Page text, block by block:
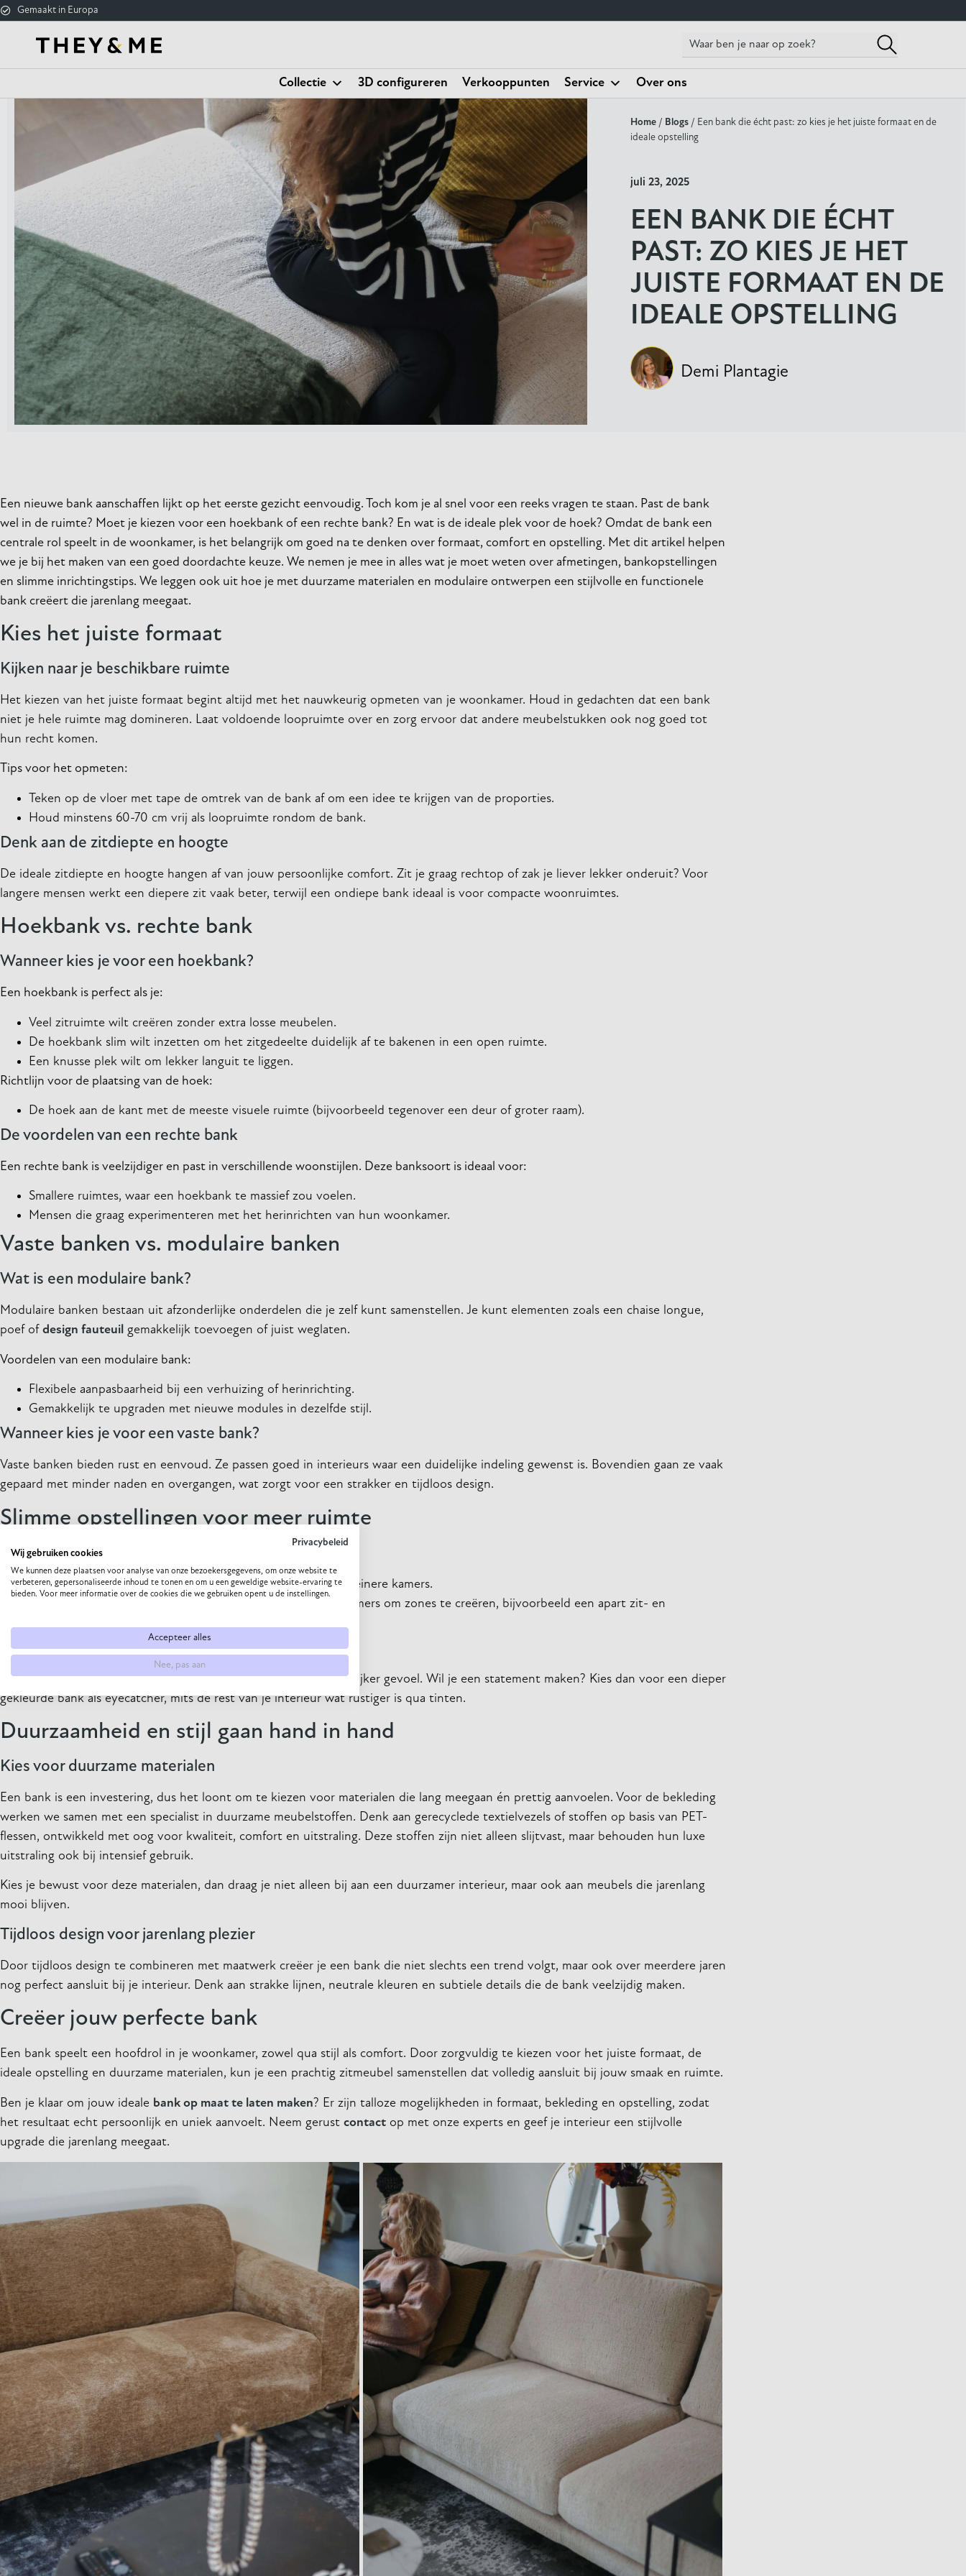
Gemaakt in Europa
Collectie 3D configureren Verkooppunten Service Over ons
Home / Blogs / Een bank die écht past: zo kies je het juiste formaat en de
ideale opstelling
juli 23, 2025
EEN BANK DIE ÉCHT
PAST: ZO KIES JE HET
JUISTE FORMAAT EN DE
IDEALE OPSTELLING
Demi Plantagie
Een nieuwe bank aanschaffen lijkt op het eerste gezicht eenvoudig. Toch kom je al snel voor een reeks vragen te staan. Past de bank
wel in de ruimte? Moet je kiezen voor een hoekbank of een rechte bank? En wat is de ideale plek voor de hoek? Omdat de bank een
centrale rol speelt in de woonkamer, is het belangrijk om goed na te denken over formaat, comfort en opstelling. Met dit artikel helpen
we je bij het maken van een goed doordachte keuze. We nemen je mee in alles wat je moet weten over afmetingen, bankopstellingen
en slimme inrichtingstips. We leggen ook uit hoe je met duurzame materialen en modulaire ontwerpen een stijlvolle en functionele
bank creëert die jarenlang meegaat.
Kies het juiste formaat
Kijken naar je beschikbare ruimte
Het kiezen van het juiste formaat begint altijd met het nauwkeurig opmeten van je woonkamer. Houd in gedachten dat een bank
niet je hele ruimte mag domineren. Laat voldoende loopruimte over en zorg ervoor dat andere meubelstukken ook nog goed tot
hun recht komen.
Tips voor het opmeten:
Teken op de vloer met tape de omtrek van de bank af om een idee te krijgen van de proporties.
Houd minstens 60-70 cm vrij als loopruimte rondom de bank.
Denk aan de zitdiepte en hoogte
De ideale zitdiepte en hoogte hangen af van jouw persoonlijke comfort. Zit je graag rechtop of zak je liever lekker onderuit? Voor
langere mensen werkt een diepere zit vaak beter, terwijl een ondiepe bank ideaal is voor compacte woonruimtes.
Hoekbank vs. rechte bank
Wanneer kies je voor een hoekbank?
Een hoekbank is perfect als je:
Veel zitruimte wilt creëren zonder extra losse meubelen.
De hoekbank slim wilt inzetten om het zitgedeelte duidelijk af te bakenen in een open ruimte.
Een knusse plek wilt om lekker languit te liggen.
Richtlijn voor de plaatsing van de hoek:
De hoek aan de kant met de meeste visuele ruimte (bijvoorbeeld tegenover een deur of groter raam).
De voordelen van een rechte bank
Een rechte bank is veelzijdiger en past in verschillende woonstijlen. Deze banksoort is ideaal voor:
Smallere ruimtes, waar een hoekbank te massief zou voelen.
Mensen die graag experimenteren met het herinrichten van hun woonkamer.
Vaste banken vs. modulaire banken
Wat is een modulaire bank?
Modulaire banken bestaan uit afzonderlijke onderdelen die je zelf kunt samenstellen. Je kunt elementen zoals een chaise longue,
poef of design fauteuil gemakkelijk toevoegen of juist weglaten.
Voordelen van een modulaire bank:
Flexibele aanpasbaarheid bij een verhuizing of herinrichting.
Gemakkelijk te upgraden met nieuwe modules in dezelfde stijl.
Wanneer kies je voor een vaste bank?
Vaste banken bieden rust en eenvoud. Ze passen goed in interieurs waar een duidelijke indeling gewenst is. Bovendien gaan ze vaak
gepaard met minder naden en overgangen, wat zorgt voor een strakker en tijdloos design.
Slimme opstellingen voor meer ruimte
Speel met de indeling
Plaats de bank tegen een muur om ruimte te besparen in kleinere kamers.
Experimenteer met een vrijstaande bank in grotere woonkamers om zones te creëren, bijvoorbeeld een apart zit- en
Gebruik licht en kleur
Een lichte bank of een model met slanke poten geeft een ruimtelijker gevoel. Wil je een statement maken? Kies dan voor een dieper
gekleurde bank als eyecatcher, mits de rest van je interieur wat rustiger is qua tinten.
Duurzaamheid en stijl gaan hand in hand
Kies voor duurzame materialen
Een bank is een investering, dus het loont om te kiezen voor materialen die lang meegaan én prettig aanvoelen. Voor de bekleding
werken we samen met een specialist in duurzame meubelstoffen. Denk aan gerecyclede textielvezels of stoffen op basis van PET-
flessen, ontwikkeld met oog voor kwaliteit, comfort en uitstraling. Deze stoffen zijn niet alleen slijtvast, maar behouden hun luxe
uitstraling ook bij intensief gebruik.
Kies je bewust voor deze materialen, dan draag je niet alleen bij aan een duurzamer interieur, maar ook aan meubels die jarenlang
mooi blijven.
Tijdloos design voor jarenlang plezier
Door tijdloos design te combineren met maatwerk creëer je een bank die niet slechts een trend volgt, maar ook over meerdere jaren
nog perfect aansluit bij je interieur. Denk aan strakke lijnen, neutrale kleuren en subtiele details die de bank veelzijdig maken.
Creëer jouw perfecte bank
Een bank speelt een hoofdrol in je woonkamer, zowel qua stijl als comfort. Door zorgvuldig te kiezen voor het juiste formaat, de
ideale opstelling en duurzame materialen, kun je een prachtig zitmeubel samenstellen dat volledig aansluit bij jouw smaak en ruimte.
Ben je klaar om jouw ideale bank op maat te laten maken? Er zijn talloze mogelijkheden in formaat, bekleding en opstelling, zodat
het resultaat echt persoonlijk en uniek aanvoelt. Neem gerust contact op met onze experts en geef je interieur een stijlvolle
upgrade die jarenlang meegaat.
Privacybeleid
Wij gebruiken cookies
We kunnen deze plaatsen voor analyse van onze bezoekersgegevens, om onze website te
verbeteren, gepersonaliseerde inhoud te tonen en om u een geweldige website-ervaring te
bieden. Voor meer informatie over de cookies die we gebruiken opent u de instellingen.
Accepteer alles
Nee, pas aan